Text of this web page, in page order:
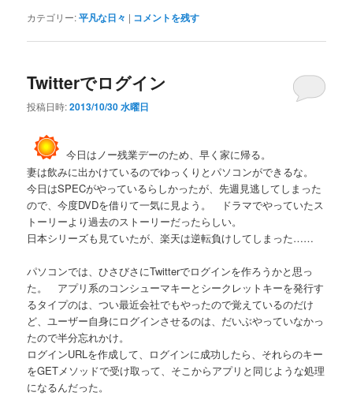
カテゴリー:平凡な日々 | コメントを残す
Twitterでログイン
投稿日時:2013/10/30 水曜日
今日はノー残業デーのため、早く家に帰る。
妻は飲みに出かけているのでゆっくりとパソコンができるな。
今日はSPECがやっているらしかったが、先週見逃してしまった
ので、今度DVDを借りて一気に見よう。 ドラマでやっていたス
トーリーより過去のストーリーだったらしい。
日本シリーズも見ていたが、楽天は逆転負けしてしまった……
パソコンでは、ひさびさにTwitterでログインを作ろうかと思っ
た。 アプリ系のコンシューマキーとシークレットキーを発行す
るタイプのは、つい最近会社でもやったので覚えているのだけ
ど、ユーザー自身にログインさせるのは、だいぶやっていなかっ
たので半分忘れかけ。
ログインURLを作成して、ログインに成功したら、それらのキー
をGETメソッドで受け取って、そこからアプリと同じような処理
になるんだった。